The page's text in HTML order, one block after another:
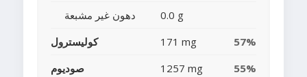
دهون غير مشبعة
0.0 g
كوليسترول
171 mg
57%
صوديوم
1257 mg
55%